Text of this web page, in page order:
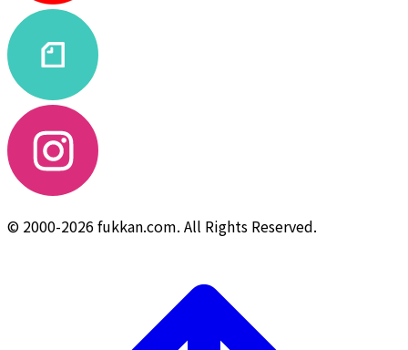
© 2000-2026 fukkan.com. All Rights Reserved.